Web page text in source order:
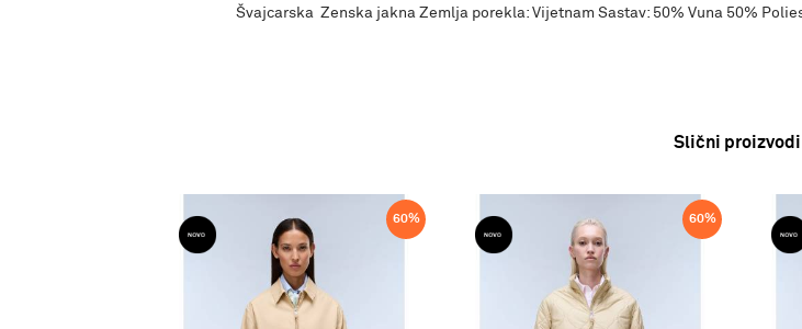
Švajcarska Zenska jakna Zemlja porekla: Vijetnam Sastav: 50% Vuna 50%
Slični proizvodi
60% 60%